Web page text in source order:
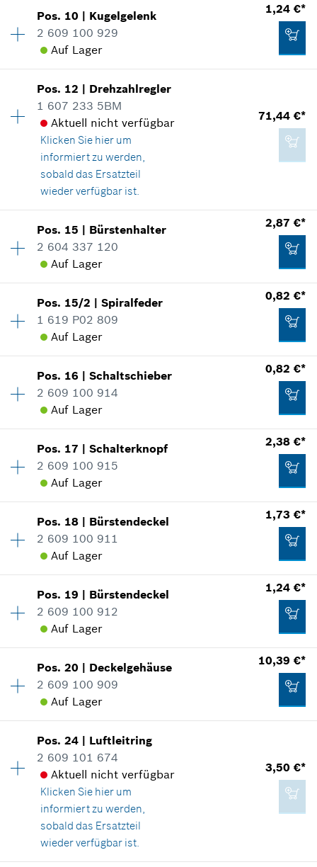
2,38 €*
Herstellers inklusive MwSt
Zum Warenkorb hinzufügen
1,24 €*
*Unverbindliche Preisempfehlung des
Herstellers inklusive MwSt
Zum Warenkorb hinzufügen
Verfügbarkeit 1
Preisgruppe:13
Ersatzteilinformationen
Verwendungsnachweis
In Darstellung zeigen
2,02 €*
Zum Warenkorb hinzufügen
Pos. 10 | Kugelgelenk
2 609 100 929
Auf Lager
1,24 €*
Verfügbarkeit 1
Preisgruppe:11
Ersatzteilinformationen
Verwendungsnachweis
In Darstellung zeigen
1,24 €*
Zum Warenkorb hinzufügen
Pos. 12 | Drehzahlregler
1 607 233 5BM
Aktuell nicht verfügbar
Klicken Sie hier um
informiert zu werden,
sobald das Ersatzteil
wieder verfügbar ist.
71,44 €*
Verfügbarkeit 1
Preisgruppe:41
Ersatzteilinformationen
Verwendungsnachweis
In Darstellung zeigen
71,44 €*
Unverbindliche Preisempfehlung des
Herstellers inklusive MwSt
Zum Warenkorb hinzufügen
Pos. 15 | Bürstenhalter
2 604 337 120
Auf Lager
2,87 €*
Verfügbarkeit 2
Preisgruppe:15
Ersatzteilinformationen
Verwendungsnachweis
In Darstellung zeigen
2,87 €*
Unverbindliche Preisempfehlung des
Herstellers inklusive MwSt
Zum Warenkorb hinzufügen
Pos. 15/2 |Spiralfeder
1 619 P02 809
Auf Lager
0,82 €*
Preisgruppe:10
Ersatzteilinformationen
0,82 €*
*Unverbindliche Preisempfehlung des
Herstellers inklusive MwSt
Zum Warenkorb hinzufügen
Pos. 16 |Schaltschieber
2 609 100 914
Auf Lager
0,82 €*
Verfügbarkeit 1
Preisgruppe:10
Ersatzteilinformationen
Verwendungsnachweis
In Darstellung zeigen
0,82 €*
Unverbindliche Preisempfehlung des
Herstellers inklusive MwSt
Zum Warenkorb hinzufügen
Pos. 17 |Schalterknopf
2 609 100 915
Auf Lager
2,38 €*
Verfügbarkeit 1
Preisgruppe:14
Ersatzteilinformationen
Verwendungsnachweis
In Darstellung zeigen
2,38 €*
Unverbindliche Preisempfehlung des
Herstellers inklusive MwSt
Zum Warenkorb hinzufügen
Pos. 18 | Bürstendeckel
2 609 100 911
Auf Lager
1,73 €*
Verfügbarkeit 1
Preisgruppe:12
Ersatzteilinformationen
Verwendungsnachweis
In Darstellung zeigen
1,73 €*
Unverbindliche Preisempfehlung des
Herstellers inklusive MwSt
Zum Warenkorb hinzufügen
Pos. 19 | Bürstendeckel
2 609 100 912
Auf Lager
1,24 €*
Verfügbarkeit 1
Preisgruppe:11
Ersatzteilinformationen
Verwendungsnachweis
In Darstellung zeigen
1,24 €*
Pos.20 | Deckelgehäuse
2 609 100 909
Auf Lager
10,39 €*
Verfügbarkeit 1
Preisgruppe:24
Ersatzteilinformationen
Verwendungsnachweis
In Darstellung zeigen
Pos.24 | Luftleitring
2 609 101 674
Aktuell nicht verfügbar
Klicken Sie hier um
informiert zu werden,
sobald das Ersatzteil
wieder verfügbar ist.
3,50 €*